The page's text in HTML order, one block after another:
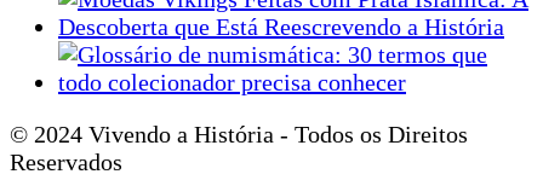
© 2024 Vivendo a História - Todos os Direitos
Reservados